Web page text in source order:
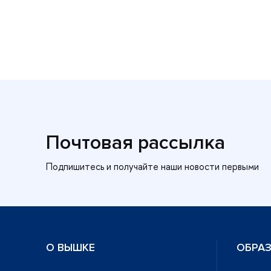
Почтовая рассылка
О ВЫШКЕ